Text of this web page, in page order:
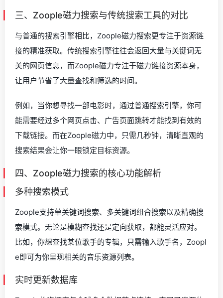
三、Zoople磁力搜索与传统搜索工具的对比
与普通的搜索引擎相比，Zoople磁力搜索更专注于资源链
接的精准获取。传统搜索引擎往往会返回大量与关键词无
关的网页信息，而Zoople磁力专注于磁力链接资源本身，
让用户节省了大量查找和筛选的时间。
例如，当你想寻找一部电影时，通过普通搜索引擎，你可
能需要经过多个网页点击、广告页面跳转才能找到有效的
下载链接。而在Zoople磁力中，只需几秒钟，清晰直观的
搜索结果会让你一眼锁定目标资源。
四、Zoople磁力搜索的核心功能解析
多种搜索模式
Zoople支持单关键词搜索、多关键词组合搜索以及精确搜
索模式。无论是模糊查找还是定向获取，都能灵活应对。
比如，你想查找某位歌手的专辑，只需输入歌手名，Zoopl
e即可为你呈现相关的音乐资源列表。
实时更新数据库